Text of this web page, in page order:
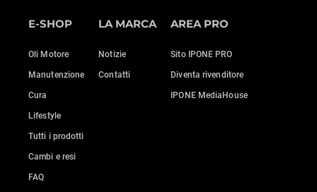
E-SHOP
Oli Motore
Manutenzione
Cura
Lifestyle
Tutti i prodotti
Cambi e resi
FAQ
LA MARCA
Notizie
Contatti
AREA PRO
Sito IPONE PRO
Diventa rivenditore
IPONE MediaHouse